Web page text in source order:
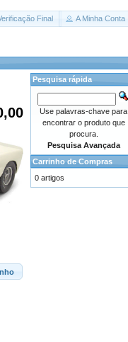
Final A Minha Conta
Pesquisa rápida
Use palavras-chave para
encontrar o produto que
procura.
Pesquisa Avançada
Carrinho de Compras
0 artigos